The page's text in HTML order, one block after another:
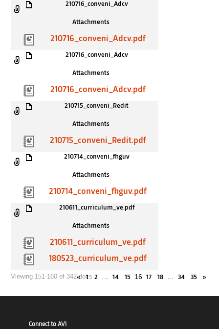
210716_conveni_Adcv
Attachments
210716_conveni_Adcv.pdf
210716_conveni_Adcv
Attachments
210716_conveni_Adcv.pdf
210715_conveni_Redit
Attachments
210715_conveni_Redit.pdf
210714_conveni_fhguv
Attachments
210714_conveni_fhguv.pdf
210611_curriculum_ve.pdf
Attachments
210611_curriculum_ve.pdf
180523_curriculum_ve.pdf
Viewing 151-160 of 342 docs
« 1 2 … 14 15 16 17 18 … 34 35 »
Connect to AVI